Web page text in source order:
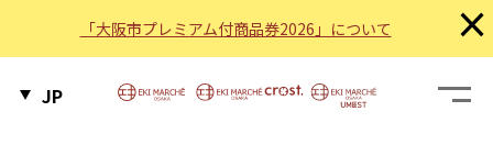
「大阪市プレミアム付商品券2026」について ×
JP